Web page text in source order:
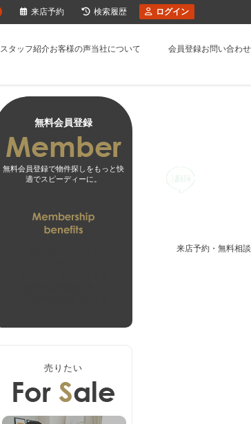
スタッフ紹介お客様の声当社について 会員登録お問い合わせ
来店予約・無料相談
無料会員登録
無料会員登録で物件探しをもっと快
適でスピーディーに。
売りたい
来店予約 検索履歴 ログイン